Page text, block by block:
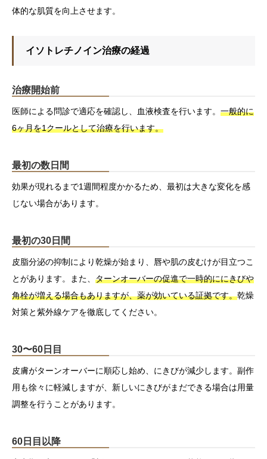
体的な肌質を向上させます。
イソトレチノイン治療の経過
治療開始前
医師による問診で適応を確認し、血液検査を行います。 一般的に
6ヶ月を1クールとして治療を行います。
最初の数日間
効果が現れるまで1週間程度かかるため、最初は大きな変化を感
じない場合があります。
最初の30日間
皮脂分泌の抑制により乾燥が始まり、唇や肌の皮むけが目立つこ
とがあります。また、 ターンオーバーの促進で一時的ににきびや
角栓が増える場合もありますが、薬が効いている証拠です。乾燥
対策と紫外線ケアを徹底してください。
30〜60日目
皮膚がターンオーバーに順応し始め、にきびが減少します。副作
用も徐々に軽減しますが、新しいにきびがまだできる場合は用量
調整を行うことがあります。
60日目以降